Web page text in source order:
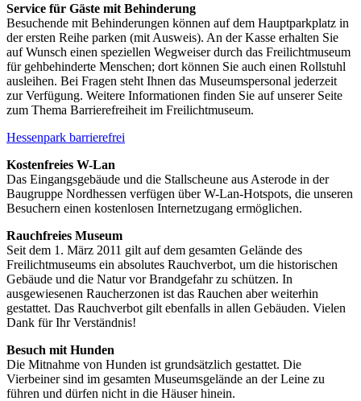
Service für Gäste mit Behinderung
Besuchende mit Behinderungen können auf dem Hauptparkplatz in
der ersten Reihe parken (mit Ausweis). An der Kasse erhalten Sie
auf Wunsch einen speziellen Wegweiser durch das Freilichtmuseum
für gehbehinderte Menschen; dort können Sie auch einen Rollstuhl
ausleihen. Bei Fragen steht Ihnen das Museumspersonal jederzeit
zur Verfügung. Weitere Informationen finden Sie auf unserer Seite
zum Thema Barrierefreiheit im Freilichtmuseum.
Hessenpark barrierefrei
Kostenfreies W-Lan
Das Eingangsgebäude und die Stallscheune aus Asterode in der
Baugruppe Nordhessen verfügen über W-Lan-Hotspots, die unseren
Besuchern einen kostenlosen Internetzugang ermöglichen.
Rauchfreies Museum
Seit dem 1. März 2011 gilt auf dem gesamten Gelände des
Freilichtmuseums ein absolutes Rauchverbot, um die historischen
Gebäude und die Natur vor Brandgefahr zu schützen. In
ausgewiesenen Raucherzonen ist das Rauchen aber weiterhin
gestattet. Das Rauchverbot gilt ebenfalls in allen Gebäuden. Vielen
Dank für Ihr Verständnis!
Besuch mit Hunden
Die Mitnahme von Hunden ist grundsätzlich gestattet. Die
Vierbeiner sind im gesamten Museumsgelände an der Leine zu
führen und dürfen nicht in die Häuser hinein.